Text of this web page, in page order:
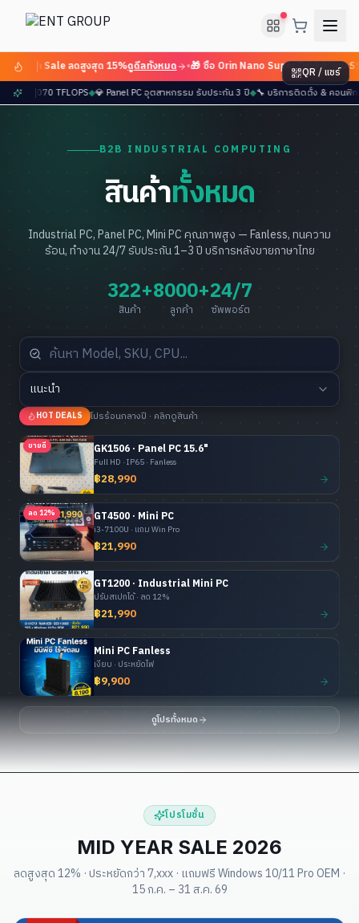
Flash Sale ลดสูงสุด 15%ดูดีลทั้งหมด •🎁 ซื้อ Orin Nano Super Devkit แถม SSD
าแล้ว — 2070 TFLOPS◆💎 Panel PC อุตสาหกรรม รับประกัน 3 ปี◆ 🔧 บริการติดตั้ง & คอ
B2B INDUSTRIAL COMPUTING
สินค้าทั้งหมด
Industrial PC, Panel PC, Mini PC คุณภาพสูง — Fanless, ทนความ
ร้อน, ทำงาน 24/7 รับประกัน 1–3 ปี บริการหลังขายภาษาไทย
322+
สินค้า
8000+
ลูกค้า
24/7
ซัพพอร์ต
แนะนำ
HOT DEALS โปรร้อนกลางปี · คลิกดูสินค้า
ขายดี GK1506 · Panel PC 15.6"
Full HD · IP65 · Fanless
฿28,990
ลด 12% GT4500 · Mini PC
i3-7100U · แถม Win Pro
฿21,990
GT1200 · Industrial Mini PC
ปรับสเปกได้ · ลด 12%
฿21,990
Mini PC Fanless
เงียบ · ประหยัดไฟ
฿9,900
ดูโปรทั้งหมด
โปรโมชั่น
MID YEAR SALE 2026
ลดสูงสุด 12% · ประหยัดกว่า 7,xxx · แถมฟรี Windows 10/11 Pro OEM ·
15 ก.ค. – 31 ส.ค. 69
QR / แชร์